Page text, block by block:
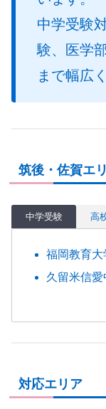
中学受験
験、医学
まで幅広
筑後・佐賀エ
中学受験 高
福岡教育
久留米信
対応エリア